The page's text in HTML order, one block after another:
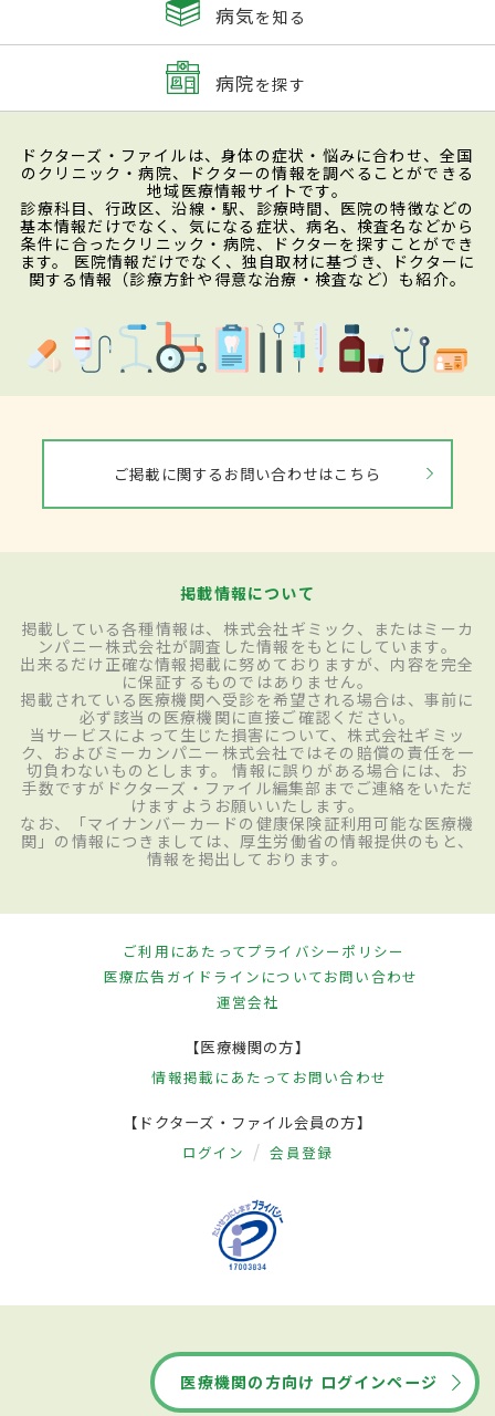
病気を知る
病院を探す
ドクターズ・ファイルは、身体の症状・悩みに合わせ、全国
のクリニック・病院、ドクターの情報を調べることができる
地域医療情報サイトです。
診療科目、行政区、沿線・駅、診療時間、医院の特徴などの
基本情報だけでなく、気になる症状、病名、検査名などから
条件に合ったクリニック・病院、ドクターを探すことができ
ます。 医院情報だけでなく、独自取材に基づき、ドクターに
関する情報（診療方針や得意な治療・検査など）も紹介。
ご掲載に関するお問い合わせはこちら
掲載情報について
掲載している各種情報は、株式会社ギミック、またはミーカ
ンパニー株式会社が調査した情報をもとにしています。
出来るだけ正確な情報掲載に努めておりますが、内容を完全
に保証するものではありません。
掲載されている医療機関へ受診を希望される場合は、事前に
必ず該当の医療機関に直接ご確認ください。
当サービスによって生じた損害について、株式会社ギミッ
ク、およびミーカンパニー株式会社ではその賠償の責任を一
切負わないものとします。 情報に誤りがある場合には、お
手数ですがドクターズ・ファイル編集部までご連絡をいただ
けますようお願いいたします。
なお、「マイナンバーカードの健康保険証利用可能な医療機
関」の情報につきましては、厚生労働省の情報提供のもと、
情報を掲出しております。
ご利用にあたってプライバシーポリシー
医療広告ガイドラインについてお問い合わせ
運営会社
【医療機関の方】
情報掲載にあたって お問い合わせ
【ドクターズ・ファイル会員の方】
ログイン 会員登録
医療機関の方向け ログインページ